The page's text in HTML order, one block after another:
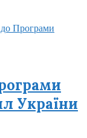
України